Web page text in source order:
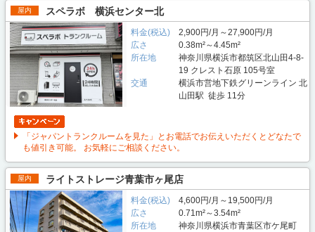
屋内 スペラボ 横浜センター北
料金(税込)
2,900円/月～27,900円/月
広さ
0.38m²～4.45m²
所在地
神奈川県横浜市都筑区北山田4-8-
19 クレスト石原 105号室
交通
横浜市営地下鉄グリーンライン 北
山田駅 徒歩 11分
「ジャパントランクルームを見た」とお電話でお伝えいただくとどなたで
も値引き可能。 お気軽にご相談ください。
屋内 ライトストレージ青葉市ヶ尾店
料金(税込)
4,600円/月～19,500円/月
広さ
0.71m²～3.54m²
所在地
神奈川県横浜市青葉区市ケ尾町